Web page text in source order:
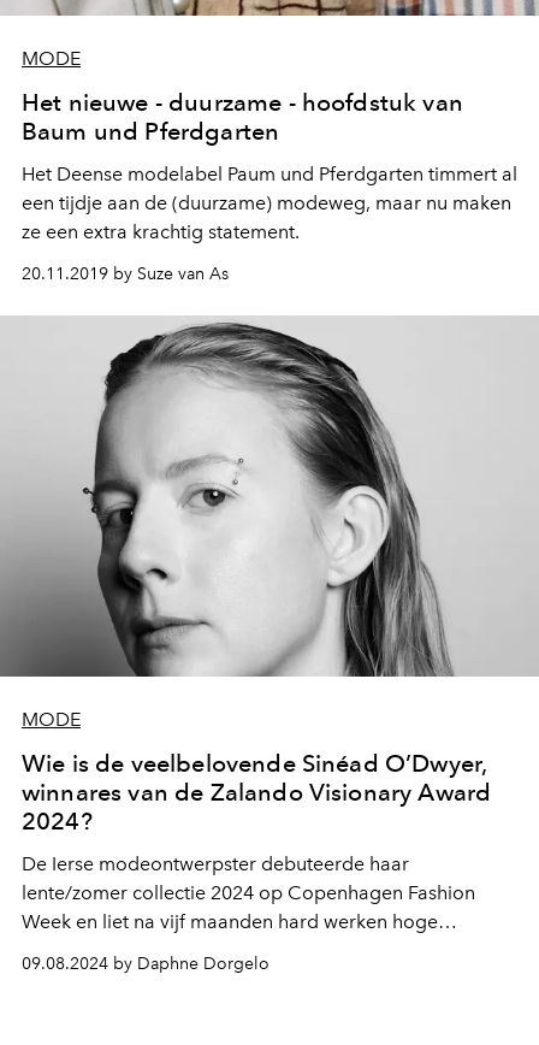
MODE
Het nieuwe - duurzame - hoofdstuk van
Baum und Pferdgarten
Het Deense modelabel Paum und Pferdgarten timmert al
een tijdje aan de (duurzame) modeweg, maar nu maken
ze een extra krachtig statement.
20.11.2019 by Suze van As
MODE
Wie is de veelbelovende Sinéad O’Dwyer,
winnares van de Zalando Visionary Award
2024?
De Ierse modeontwerpster debuteerde haar
lente/zomer collectie 2024 op Copenhagen Fashion
Week en liet na vijf maanden hard werken hoge
indrukken achter.
09.08.2024 by Daphne Dorgelo